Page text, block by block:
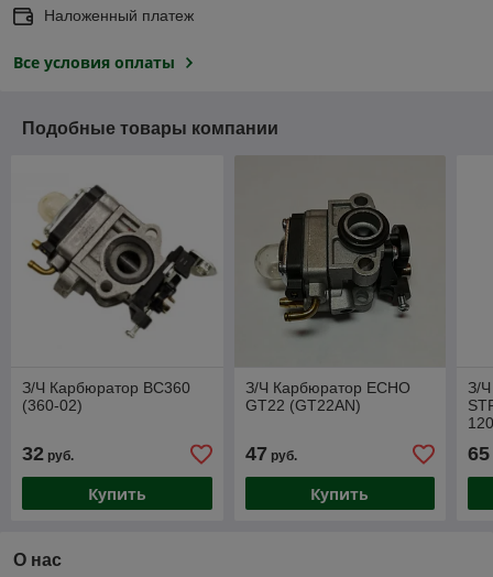
Наложенный платеж
Все условия оплаты
Подобные товары компании
З/Ч Карбюратор BC360
(360-02)
32 руб.
Купить
З/Ч Карбюратор ECHO
GT22 (GT22AN)
47 руб.
Купить
З/
65
О нас